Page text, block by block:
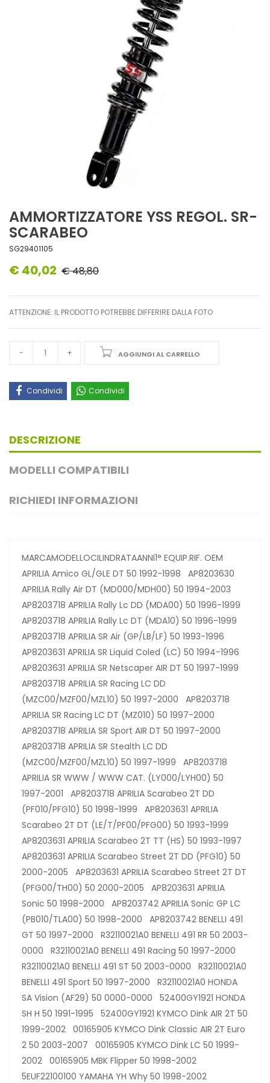
AMMORTIZZATORE YSS REGOL. SR-
SCARABEO
SG29401105
€ 40,02 € 48,80
ATTENZIONE: IL PRODOTTO POTREBBE DIFFERIRE DALLA FOTO
AGGIUNGI AL CARRELLO
Condividi Condividi
DESCRIZIONE
MODELLI COMPATIBILI
RICHIEDI INFORMAZIONI
MARCAMODELLOCILINDRATAANNI1° EQUIP.RIF. OEM
APRILIA Amico GL/GLE DT 50 1992-1998 AP8203630
APRILIA Rally Air DT (MD000/MDH00) 50 1994-2003
AP8203718 APRILIA Rally Lc DD (MDA00) 50 1996-1999
AP8203718 APRILIA Rally Lc DT (MDA10) 50 1996-1999
AP8203718 APRILIA SR Air (GP/LB/LF) 50 1993-1996
AP8203631 APRILIA SR Liquid Coled (LC) 50 1994-1996
AP8203631 APRILIA SR Netscaper AIR DT 50 1997-1999
AP8203718 APRILIA SR Racing LC DD
(MZC00/MZF00/MZL10) 50 1997-2000 AP8203718
APRILIA SR Racing LC DT (MZ010) 50 1997-2000
AP8203718 APRILIA SR Sport AIR DT 50 1997-2000
AP8203718 APRILIA SR Stealth LC DD
(MZC00/MZF00/MZL10) 50 1997-1999 AP8203718
APRILIA SR WWW / WWW CAT. (LY000/LYH00) 50
1997-2001 AP8203718 APRILIA Scarabeo 2T DD
(PF010/PFG10) 50 1998-1999 AP8203631 APRILIA
Scarabeo 2T DT (LE/T/PF00/PFG00) 50 1993-1999
AP8203631 APRILIA Scarabeo 2T TT (HS) 50 1993-1997
AP8203631 APRILIA Scarabeo Street 2T DD (PFG10) 50
2000-2005 AP8203631 APRILIA Scarabeo Street 2T DT
(PFG00/TH00) 50 2000-2005 AP8203631 APRILIA
Sonic 50 1998-2000 AP8203742 APRILIA Sonic GP LC
(PB010/TLA00) 50 1998-2000 AP8203742 BENELLI 491
GT 50 1997-2000 R32110021A0 BENELLI 491 RR 50 2003-
0000 R32110021A0 BENELLI 491 Racing 50 1997-2000
R32110021A0 BENELLI 491 ST 50 2003-0000 R32110021A0
BENELLI 491 Sport 50 1997-2000 R32110021A0 HONDA
SA Vision (AF29) 50 0000-0000 52400GY1921 HONDA
SH H 50 1991-1995 52400GY1921 KYMCO Dink AIR 2T 50
1999-2002 00165905 KYMCO Dink Classic AIR 2T Euro
2 50 2003-2007 00165905 KYMCO Dink LC 50 1999-
2002 00165905 MBK Flipper 50 1998-2002
5EUF22100100 YAMAHA YH Why 50 1998-2002